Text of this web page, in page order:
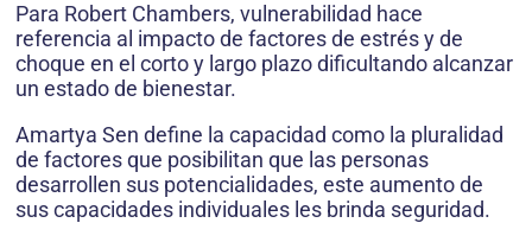
Para Robert Chambers, vulnerabilidad hace
referencia al impacto de factores de estrés y de
choque en el corto y largo plazo dificultando alcanzar
un estado de bienestar.
Amartya Sen define la capacidad como la pluralidad
de factores que posibilitan que las personas
desarrollen sus potencialidades, este aumento de
sus capacidades individuales les brinda seguridad.